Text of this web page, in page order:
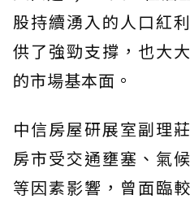
股持續湧入的人口紅
供了強勁支撐，也大
的市場基本面。
中信房屋研展室副理
房市受交通壅塞、氣
等因素影響，曾面臨